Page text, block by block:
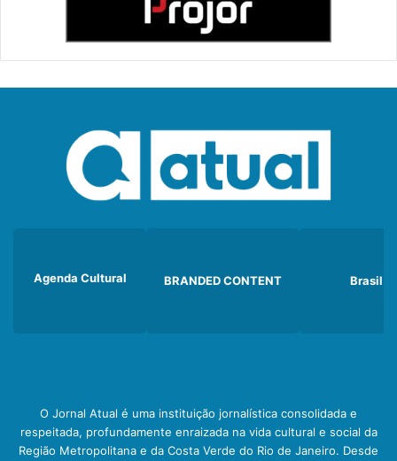
Agenda Cultural BRANDED CONTENT Brasil
O Jornal Atual é uma instituição jornalística consolidada e
respeitada, profundamente enraizada na vida cultural e social da
Região Metropolitana e da Costa Verde do Rio de Janeiro. Desde